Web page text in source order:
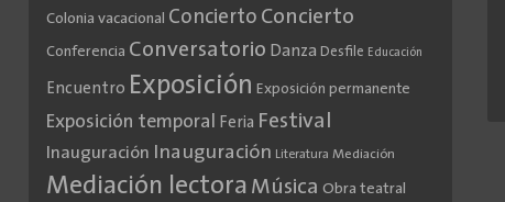
Colonia vacacional Concierto Concierto
Conferencia Conversatorio Danza Desfile Educación
Encuentro Exposición Exposición permanente
Exposición temporal Feria Festival
Inauguración Inauguración Literatura Mediación
Mediación lectora Música Obra teatral